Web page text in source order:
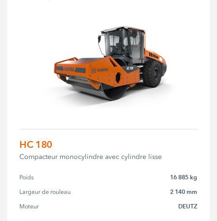
HC 180
Compacteur monocylindre avec cylindre lisse
Poids 16 885 kg
Largeur de rouleau 2 140 mm
Moteur DEUTZ